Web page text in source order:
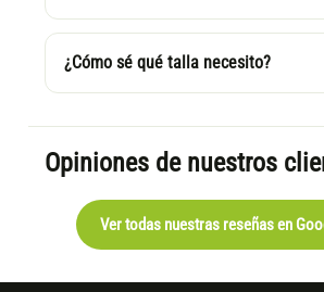
¿Cómo sé qué talla necesito?
Opiniones de nuestros
Ver todas nuestras reseñas en